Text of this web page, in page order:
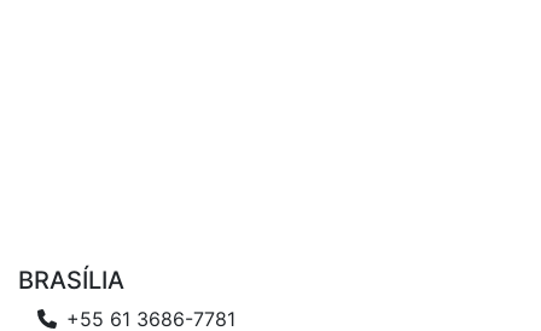
BRASÍLIA
+55 61 3686-7781